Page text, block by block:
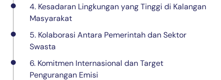
4. Kesadaran Lingkungan yang Tinggi di Kalangan
Masyarakat
5. Kolaborasi Antara Pemerintah dan Sektor
Swasta
6. Komitmen Internasional dan Target
Pengurangan Emisi